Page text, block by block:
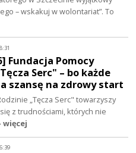
– wskakuj w wolontariat”. To
Fundacja Pomocy
Serc" – bo każde
szansę na zdrowy start
„Tęcza Serc" towarzyszy
z trudnościami, których nie
więcej